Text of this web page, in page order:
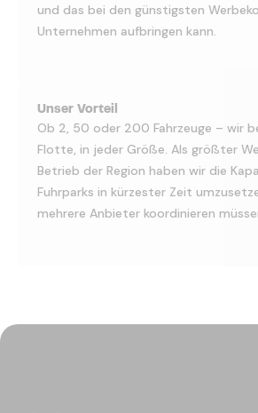
und das bei den günstigsten
Unternehmen aufbringen kann.
Unser Vorteil
Ob 2, 50 oder 200 Fahrzeuge – wir
Flotte, in jeder Größe. Als größter
Betrieb der Region haben wir die
Fuhrparks in kürzester Zeit
mehrere Anbieter koordinieren